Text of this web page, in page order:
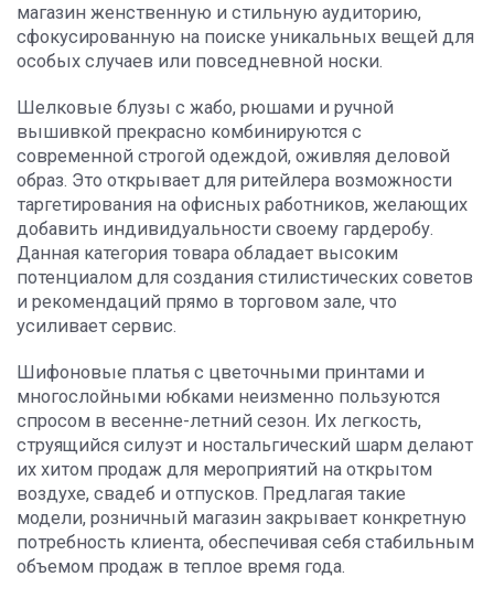
магазин женственную и стильную аудиторию,
сфокусированную на поиске уникальных вещей для
особых случаев или повседневной носки.
Шелковые блузы с жабо, рюшами и ручной
вышивкой прекрасно комбинируются с
современной строгой одеждой, оживляя деловой
образ. Это открывает для ритейлера возможности
таргетирования на офисных работников, желающих
добавить индивидуальности своему гардеробу.
Данная категория товара обладает высоким
потенциалом для создания стилистических советов
и рекомендаций прямо в торговом зале, что
усиливает сервис.
Шифоновые платья с цветочными принтами и
многослойными юбками неизменно пользуются
спросом в весенне-летний сезон. Их легкость,
струящийся силуэт и ностальгический шарм делают
их хитом продаж для мероприятий на открытом
воздухе, свадеб и отпусков. Предлагая такие
модели, розничный магазин закрывает конкретную
потребность клиента, обеспечивая себя стабильным
объемом продаж в теплое время года.